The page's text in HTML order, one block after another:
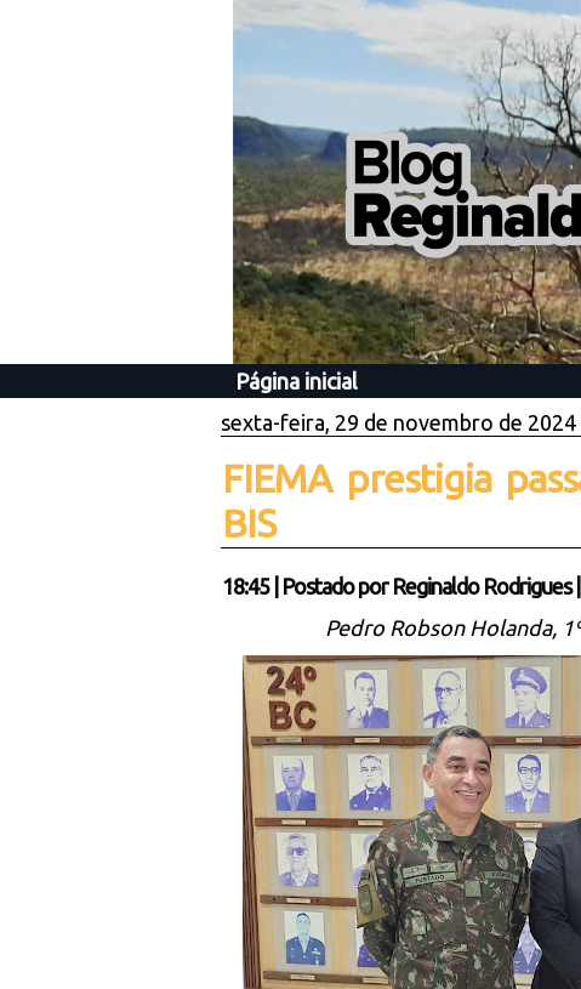
Página inicial
sexta-feira, 29 de novembro de 2024
FIEMA prestigia
BIS
18:45| Postado por Reginaldo Rodrigues
Pedro Robson Holanda,